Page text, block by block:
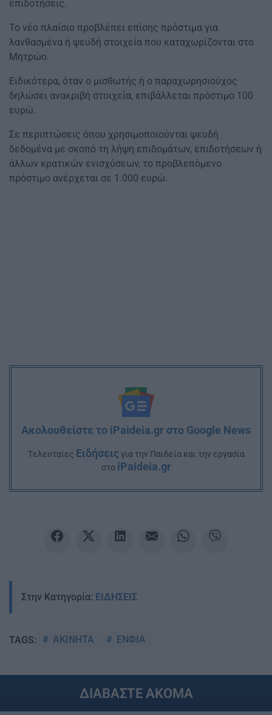
επιδοτήσεις.
Το νέο πλαίσιο προβλέπει επίσης πρόστιμα για
λανθασμένα ή ψευδή στοιχεία που καταχωρίζονται στο
Μητρώο.
Ειδικότερα, όταν ο μισθωτής ή ο παραχωρησιούχος
δηλώσει ανακριβή στοιχεία, επιβάλλεται πρόστιμο 100
ευρώ.
Σε περιπτώσεις όπου χρησιμοποιούνται ψευδή
δεδομένα με σκοπό τη λήψη επιδομάτων, επιδοτήσεων ή
άλλων κρατικών ενισχύσεων, το προβλεπόμενο
πρόστιμο ανέρχεται σε 1.000 ευρώ.
Ακολουθείστε το iPaideia.gr στο Google News
Tελευταίες Ειδήσειςγια την Παιδεία και την εργασία
στο iPaideia.gr
Στην Κατηγορία: ΕΙΔΗΣΕΙΣ
TAGS: ΑΚΙΝΗΤΑ ΕΝΦΙΑ
ΔΙΑΒΑΣΤΕ ΑΚΟΜΑ